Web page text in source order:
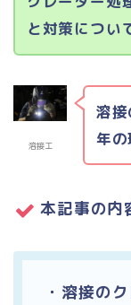
と対策につい
溶接工
溶
年の
本記事の内
・溶接の